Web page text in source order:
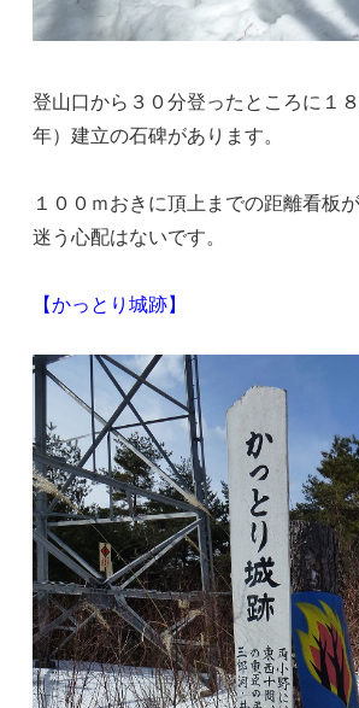
登山口から３０分登ったところに１
年）建立の石碑があります。
１００ｍおきに頂上までの距離看板
迷う心配はないです。
【かっとり城跡】